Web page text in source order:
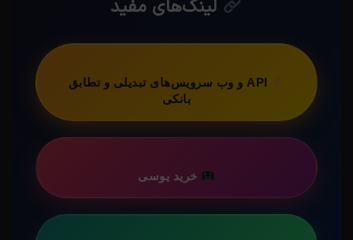
لینک‌های مفید
API و وب سرویس‌های تبدیلی و تطابق
بانکی
خرید یوسی